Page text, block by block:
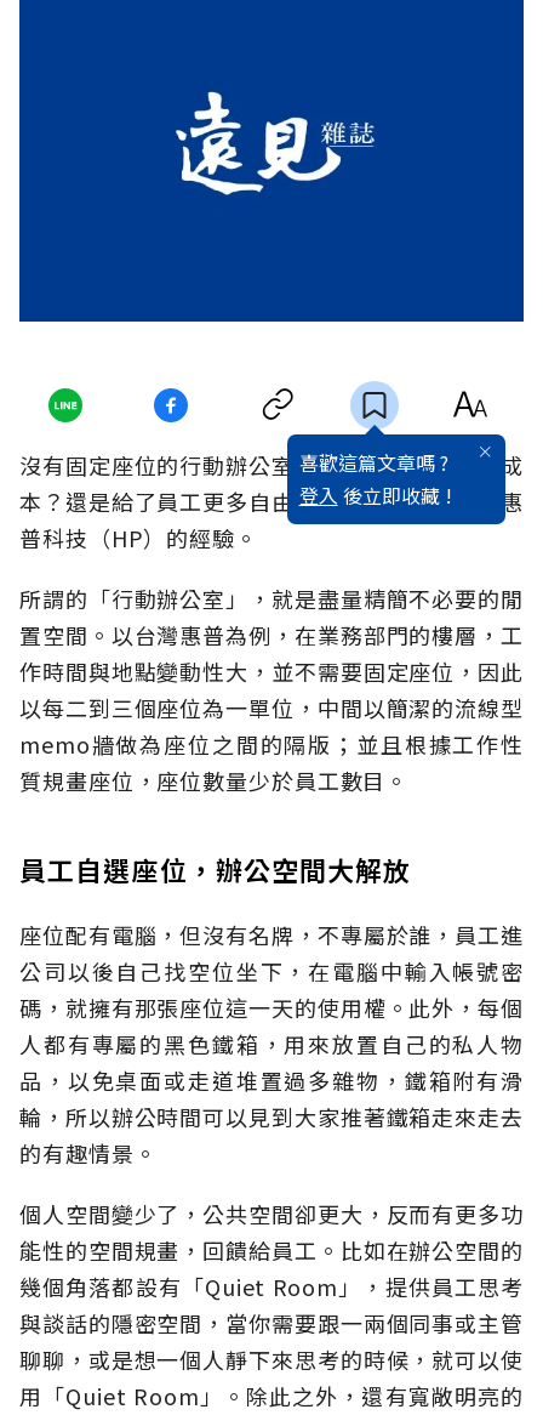
喜歡這篇文章嗎 ?
登入 後立即收藏 !
沒有固定座位的行動辦公室，究竟是幫老闆省了成
本？還是給了員工更多自由？看看國際知名企業惠
普科技（HP）的經驗。
所謂的「行動辦公室」，就是盡量精簡不必要的閒
置空間。以台灣惠普為例，在業務部門的樓層，工
作時間與地點變動性大，並不需要固定座位，因此
以每二到三個座位為一單位，中間以簡潔的流線型
memo牆做為座位之間的隔版；並且根據工作性
質規畫座位，座位數量少於員工數目。
員工自選座位，辦公空間大解放
座位配有電腦，但沒有名牌，不專屬於誰，員工進
公司以後自己找空位坐下，在電腦中輸入帳號密
碼，就擁有那張座位這一天的使用權。此外，每個
人都有專屬的黑色鐵箱，用來放置自己的私人物
品，以免桌面或走道堆置過多雜物，鐵箱附有滑
輪，所以辦公時間可以見到大家推著鐵箱走來走去
的有趣情景。
個人空間變少了，公共空間卻更大，反而有更多功
能性的空間規畫，回饋給員工。比如在辦公空間的
幾個角落都設有「Quiet Room」，提供員工思考
與談話的隱密空間，當你需要跟一兩個同事或主管
聊聊，或是想一個人靜下來思考的時候，就可以使
用「Quiet Room」。除此之外，還有寬敞明亮的